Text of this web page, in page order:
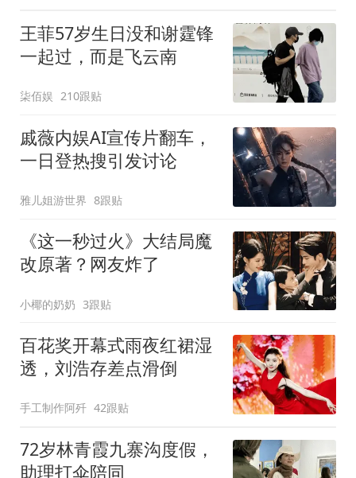
王菲57岁生日没和谢霆锋
一起过，而是飞云南
柒佰娱 210跟贴
戚薇内娱AI宣传片翻车，
一日登热搜引发讨论
雅儿姐游世界 8跟贴
《这一秒过火》大结局魔
改原著？网友炸了
小椰的奶奶 3跟贴
百花奖开幕式雨夜红裙湿
透，刘浩存差点滑倒
手工制作阿歼 42跟贴
72岁林青霞九寨沟度假，
助理打伞陪同